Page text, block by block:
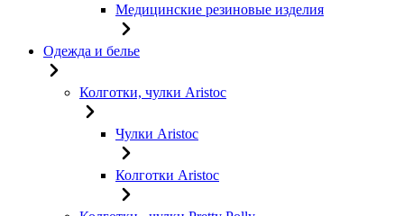
Медицинские резиновые изделия
Одежда и белье
Колготки, чулки Aristoc
Чулки Aristoc
Колготки Aristoc